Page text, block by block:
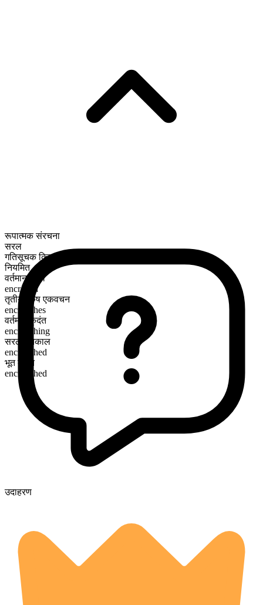
रूपात्मक संरचना
सरल
गतिसूचक क्रिया
नियमित
वर्तमान काल
encroach
तृतीय पुरुष एकवचन
encroaches
वर्तमान कृदंत
encroaching
सरल भूतकाल
encroached
भूत कृदंत
encroached
उदाहरण